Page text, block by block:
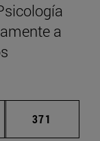
a
intermedias
Página
371